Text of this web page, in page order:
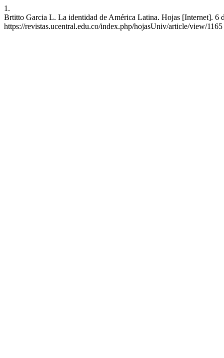
1.
Brtitto Garcia L. La identidad de América Latina. Hojas [Internet]. 6
https://revistas.ucentral.edu.co/index.php/hojasUniv/article/view/1165